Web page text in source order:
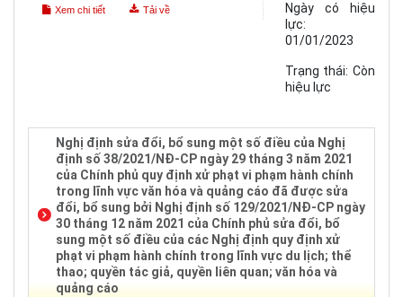
Xem chi tiết Tải về
Ngày có hiệu
lực:
01/01/2023
Trạng thái: Còn
hiệu lực
Nghị định sửa đổi, bổ sung một số điều của Nghị
định số 38/2021/NĐ-CP ngày 29 tháng 3 năm 2021
của Chính phủ quy định xử phạt vi phạm hành chính
trong lĩnh vực văn hóa và quảng cáo đã được sửa
đổi, bổ sung bởi Nghị định số 129/2021/NĐ-CP ngày
30 tháng 12 năm 2021 của Chính phủ sửa đổi, bổ
sung một số điều của các Nghị định quy định xử
phạt vi phạm hành chính trong lĩnh vực du lịch; thể
thao; quyền tác giả, quyền liên quan; văn hóa và
quảng cáo